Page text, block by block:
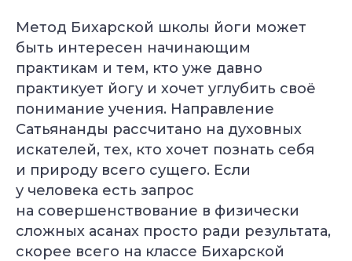
Метод Бихарской школы йоги может
быть интересен начинающим
практикам и тем, кто уже давно
практикует йогу и хочет углубить своё
понимание учения. Направление
Сатьянанды рассчитано на духовных
искателей, тех, кто хочет познать себя
и природу всего сущего. Если
у человека есть запрос
на совершенствование в физически
сложных асанах просто ради результата,
скорее всего на классе Бихарской
Смотреть все курсы
Йогатерапия
опорно-
двигательного
Длительность: 24-28
недель
Подробнее
Пранаяма:
дыхательные
техники
Длительность: 4 месяца
Подробнее